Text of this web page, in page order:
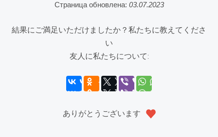
Страница обновлена: 03.07.2023
結果にご満足いただけましたか？私たちに教えてくださ
い
友人に私たちについて:
ありがとうございます